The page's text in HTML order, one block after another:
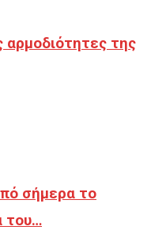
αρμοδιότητες της
σήμερα το
του…